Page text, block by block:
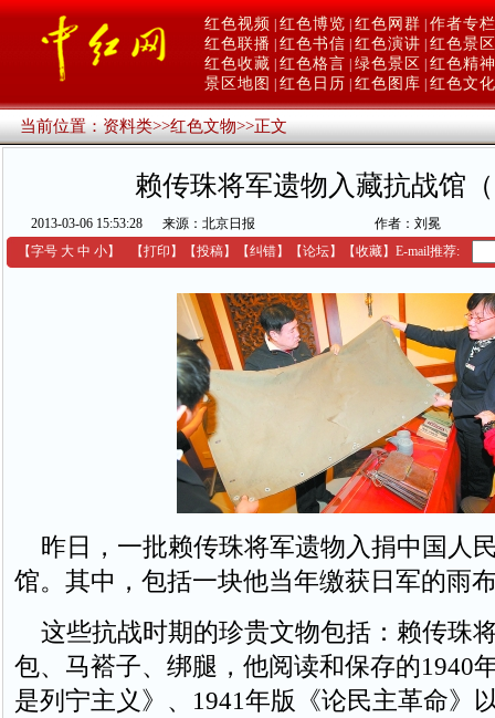
红色视频 红色博览 红色网群 作者专栏
红色联播 红色书信 红色演讲 红色景区
红色收藏 红色格言 绿色景区
红色精神
景区地图
红色日历 红色图库 红色文化
当前位置：资料类>>红色文物>>正文
赖传珠将军遗物入藏抗战馆
2013-03-06 15:53:28 来源：北京日报
作者：刘冕
【字号 大 中 小】 【打印 】 【投稿】 【纠错】 【论坛】 【收藏】 E-mail推荐:
昨日，一批赖传珠将军遗物入捐中国人
馆。其中，包括一块他当年缴获日军的雨
这些抗战时期的珍贵文物包括：赖传珠
包、马褡子、绑腿，他阅读和保存的1940
是列宁主义》、1941年版《论民主革命》